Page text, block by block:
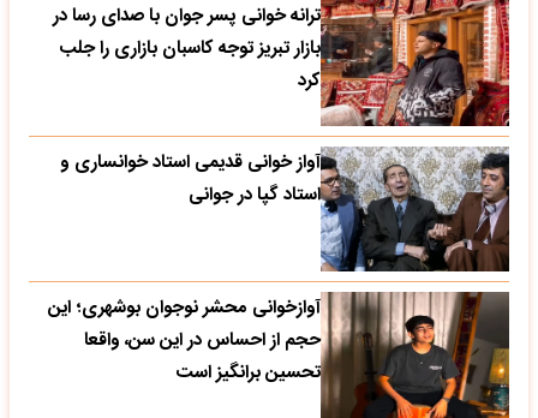
ترانه خوانی پسر جوان با صدای رسا در
بازار تبریز توجه کاسبان بازاری را جلب
کرد
آواز خوانی قدیمی استاد خوانساری و
استاد گپا در جوانی
آوازخوانی محشر نوجوان بوشهری؛ این
حجم از احساس در این سن، واقعا
تحسین‌ برانگیز است